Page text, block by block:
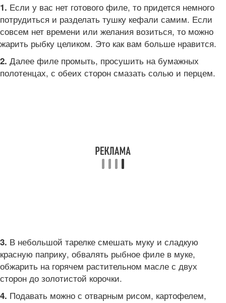
1. Если у вас нет готового филе, то придется немного
потрудиться и разделать тушку кефали самим. Если
совсем нет времени или желания возиться, то можно
жарить рыбку целиком. Это как вам больше нравится.
2. Далее филе промыть, просушить на бумажных
полотенцах, с обеих сторон смазать солью и перцем.
3. В небольшой тарелке смешать муку и сладкую
красную паприку, обвалять рыбное филе в муке,
обжарить на горячем растительном масле с двух
сторон до золотистой корочки.
4. Подавать можно с отварным рисом, картофелем,